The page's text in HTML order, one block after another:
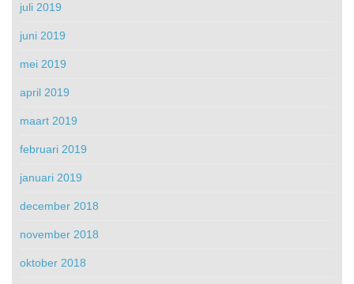
juli 2019
juni 2019
mei 2019
april 2019
maart 2019
februari 2019
januari 2019
december 2018
november 2018
oktober 2018